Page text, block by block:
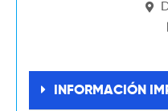
INFORMACIÓN